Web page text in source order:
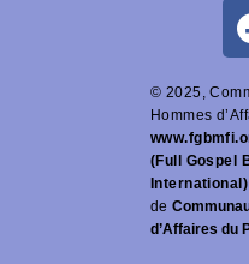
© 2025,
Hommes
(Full Gospel
International)
de
d’Affaires du